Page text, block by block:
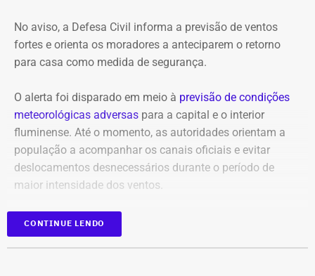
No aviso, a Defesa Civil informa a previsão de ventos
fortes e orienta os moradores a anteciparem o retorno
para casa como medida de segurança.
O alerta foi disparado em meio à previsão de condições
meteorológicas adversas para a capital e o interior
fluminense. Até o momento, as autoridades orientam a
população a acompanhar os canais oficiais e evitar
deslocamentos desnecessários durante o período de
maior intensidade dos ventos.
CONTINUE LENDO